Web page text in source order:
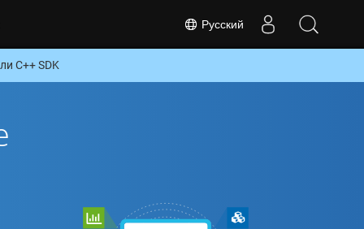
Русский
C++ SDK